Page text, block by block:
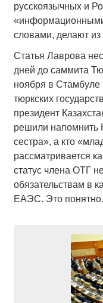
русскоязычных и
словами, делают
Статья Лаврова
дней до саммита
ноября в
тюркских
президент
решили напомнить
сестра», а кто
рассматривается
статус члена ОТГ
обязательствам в
ЕАЭС. Это понятно.